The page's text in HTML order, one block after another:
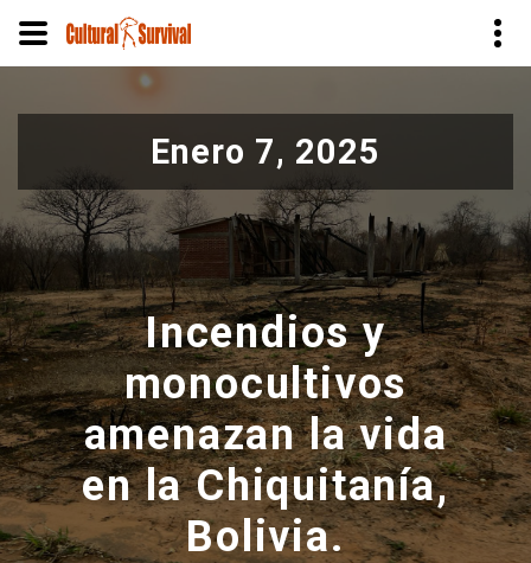
al
principal
Enero 7, 2025
Incendios y
monocultivos
amenazan la vida
en la Chiquitanía,
Bolivia.